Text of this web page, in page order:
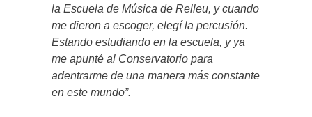
la Escuela de Música de Relleu, y cuando
me dieron a escoger, elegí la percusión.
Estando estudiando en la escuela, y ya
me apunté al Conservatorio para
adentrarme de una manera más constante
en este mundo”.